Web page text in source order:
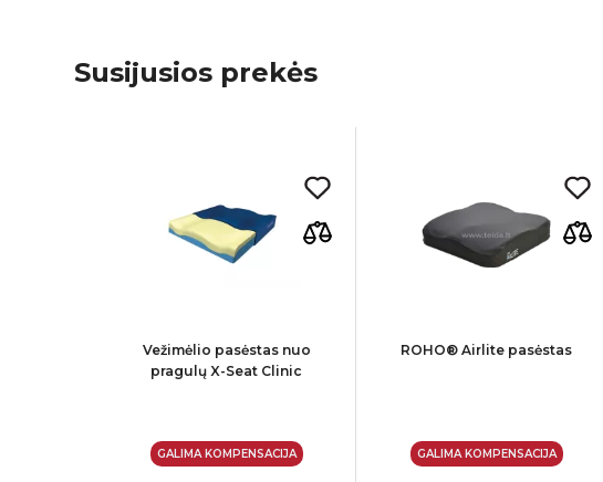
Susijusios prekės
Vežimėlio pasėstas nuo
pragulų X-Seat Clinic
GALIMA KOMPENSACIJA
ROHO® Airlite pasėstas
GALIMA KOMPENSACIJA